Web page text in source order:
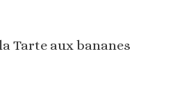
Tarte aux bananes